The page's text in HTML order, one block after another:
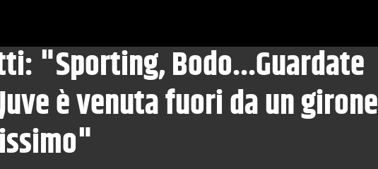
"Sporting, Bodo...Guardate
è venuta fuori da un girone